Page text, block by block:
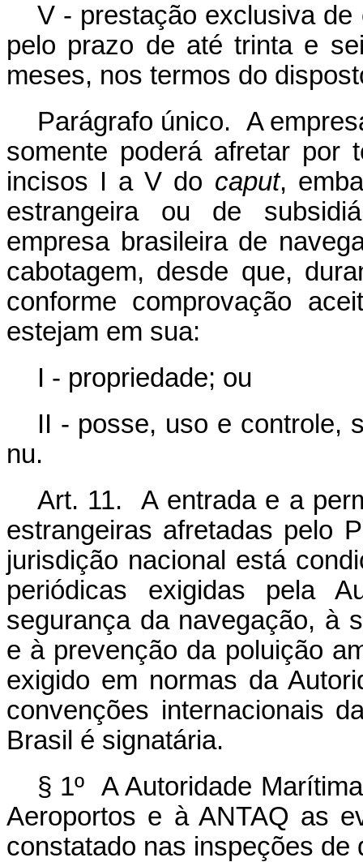
V - prestação exclusiva
pelo prazo de até trinta e
meses, nos termos do
Parágrafo único. A
somente poderá afretar por
incisos I a V do caput,
estrangeira ou de
empresa brasileira de
cabotagem, desde que,
conforme comprovação
estejam em sua:
I - propriedade; ou
II - posse, uso e controle,
nu.
Art. 11. A entrada e a
estrangeiras afretadas pelo
jurisdição nacional está
periódicas exigidas pela
segurança da navegação, à
e à prevenção da poluição
exigido em normas da
convenções internacionais
Brasil é signatária.
§ 1º A Autoridade
Aeroportos e à ANTAQ as
constatado nas inspeções de